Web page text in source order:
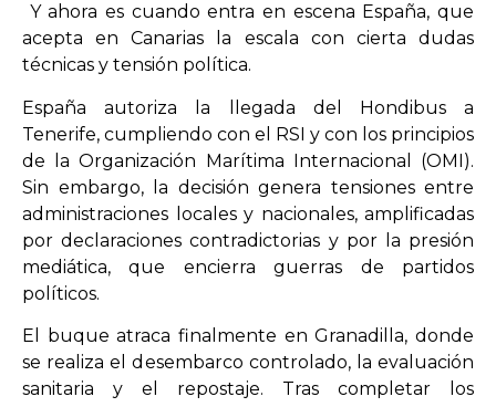
Y ahora es cuando entra en escena España, que
acepta en Canarias la escala con cierta dudas
técnicas y tensión política.
España autoriza la llegada del Hondibus a
Tenerife, cumpliendo con el RSI y con los principios
de la Organización Marítima Internacional (OMI).
Sin embargo, la decisión genera tensiones entre
administraciones locales y nacionales, amplificadas
por declaraciones contradictorias y por la presión
mediática, que encierra guerras de partidos
políticos.
El buque atraca finalmente en Granadilla, donde
se realiza el desembarco controlado, la evaluación
sanitaria y el repostaje. Tras completar los